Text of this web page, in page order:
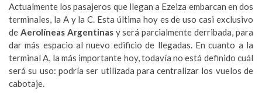
Actualmente los pasajeros que llegan a Ezeiza embarcan en dos
terminales, la A y la C. Esta última hoy es de uso casi exclusivo
de Aerolíneas Argentinasy será parcialmente derribada, para
dar más espacio al nuevo edificio de llegadas. En cuanto a la
terminal A, la más importante hoy, todavía no está definido cuál
será su uso: podría ser utilizada para centralizar los vuelos de
cabotaje.